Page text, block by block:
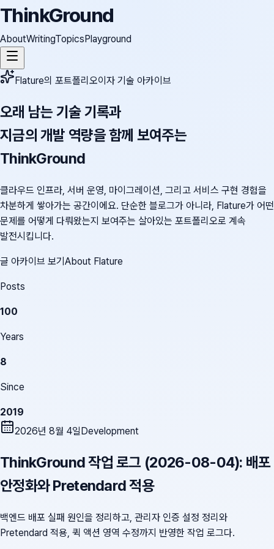
ThinkGround
AboutWritingTopicsPlayground
Flature의 포트폴리오이자 기술 아카이브
오래 남는 기술 기록과
지금의 개발 역량을 함께 보여주는
ThinkGround
클라우드 인프라, 서버 운영, 마이그레이션, 그리고 서비스 구현 경험을
차분하게 쌓아가는 공간이에요. 단순한 블로그가 아니라, Flature가 어떤
문제를 어떻게 다뤄왔는지 보여주는 살아있는 포트폴리오로 계속
발전시킵니다.
글 아카이브 보기 About Flature
Posts
100
Years
8
Since
2019
2026년 8월 4일Development
ThinkGround 작업 로그 (2026-08-04): 배포
안정화와 Pretendard 적용
백엔드 배포 실패 원인을 정리하고, 관리자 인증 설정 정리와
Pretendard 적용, 퀵 액션 영역 수정까지 반영한 작업 로그다.